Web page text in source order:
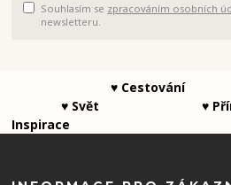
Souhlasím se zpracováním osobních
newsletteru.
♥
♥ Svět ♥
Inspirace